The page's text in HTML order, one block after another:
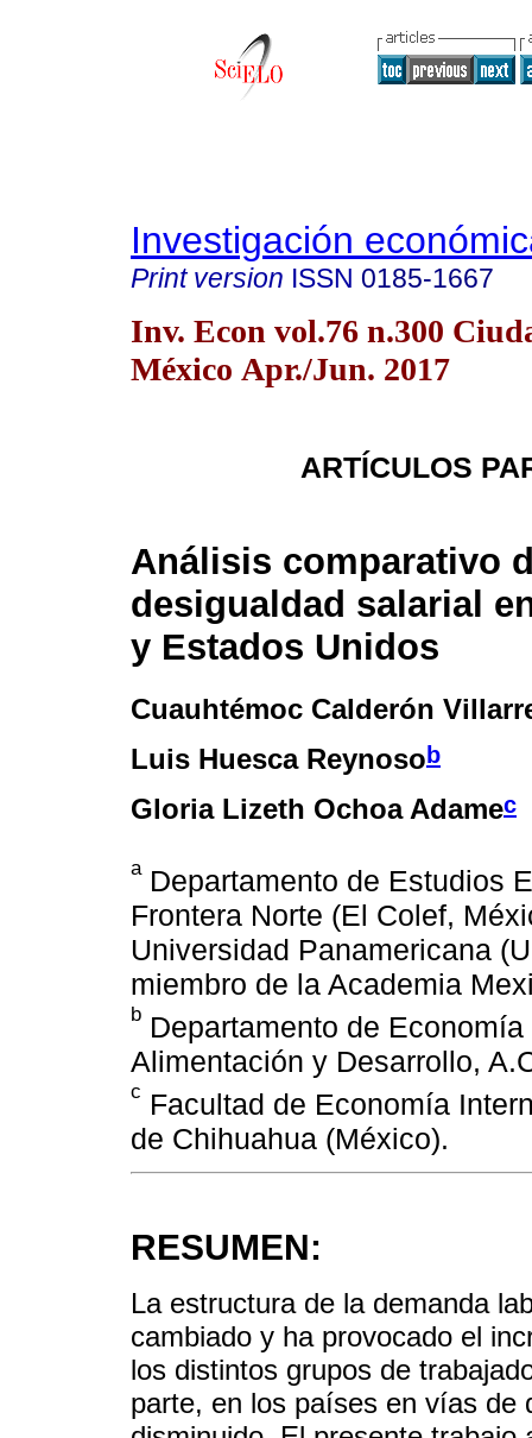
Investigación
Print version ISSN 0185-1667
Inv. Econ vol.76 n.300
México Apr./Jun. 2017
ARTÍCULOS
Análisis comparativo
desigualdad salarial
y Estados Unidos
Cuauhtémoc Calderón
Luis Huesca Reynoso b
Gloria Lizeth Ochoa Adamec
aDepartamento de Estudios
Frontera Norte (El Colef,
Universidad Panamericana
miembro de la Academia
b Departamento de
Alimentación y Desarrollo,
c Facultad de Economía
de Chihuahua (México).
RESUMEN:
La estructura de la demanda
cambiado y ha provocado el
los distintos grupos de
parte, en los países en vías de